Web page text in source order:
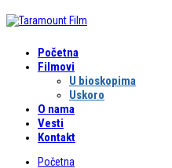
Početna
Filmovi
U bioskopima
Uskoro
O nama
Vesti
Kontakt
Početna